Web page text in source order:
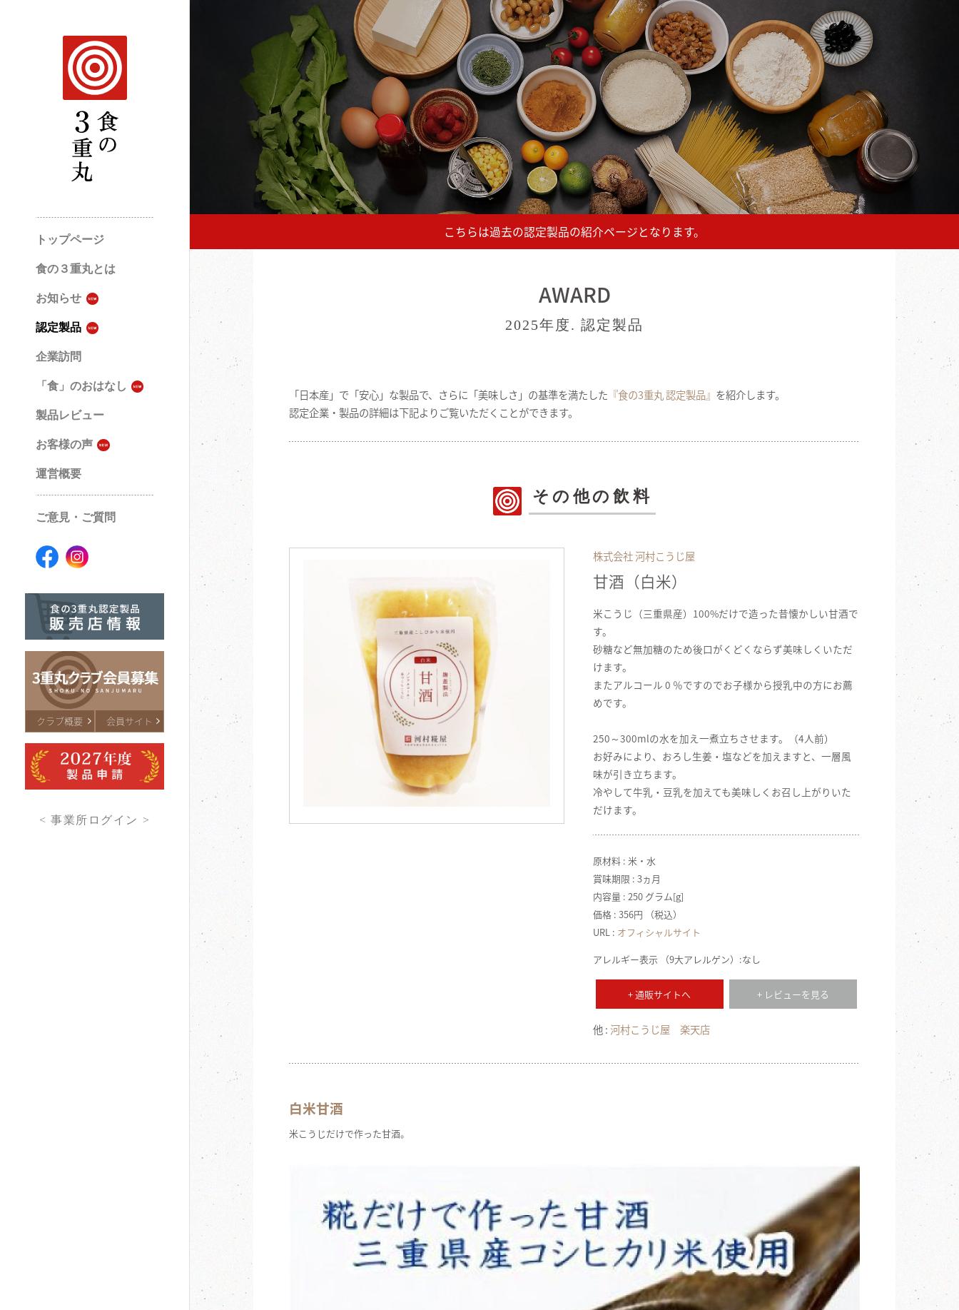
トップページ
食の３重丸とは
お知らせ
認定製品
企業訪問
「食」のおはなし
製品レビュー
お客様の声
運営概要
ご意見・ご質問
クラブ概要 会員サイト
< 事業所ログイン >
AWARD
2025年度. 認定製品
「日本産」で「安心」な製品で、さらに「美味しさ」の基準を満たした 『食の3重丸 認定製品』 を紹介します。
認定企業・製品の詳細は下記よりご覧いただくことができます。
その他の飲料
株式会社 河村こうじ屋
甘酒（白米）
米こうじ（三重県産）100%だけで造った昔懐かしい甘酒で
す。
砂糖など無加糖のため後口がくどくならず美味しくいただ
けます。
またアルコール 0 ％ですのでお子様から授乳中の方にお薦
めです。
250～300mlの水を加え一煮立ちさせます。（4人前）
お好みにより、おろし生姜・塩などを加えますと、一層風
味が引き立ちます。
冷やして牛乳・豆乳を加えても美味しくお召し上がりいた
だけます。
原材料 : 米・水
賞味期限 : 3ヵ月
内容量 : 250 グラム[g]
価格 : 356円 （税込）
URL : オフィシャルサイト
アレルギー表示 （9大アレルゲン）:なし
+ 通販サイトへ + レビューを見る
他 :河村こうじ屋 楽天店
白米甘酒
米こうじだけで作った甘酒。